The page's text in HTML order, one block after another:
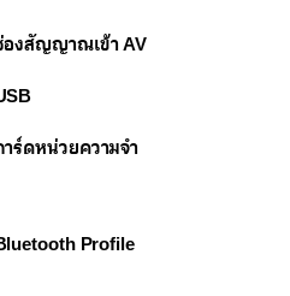
งสัญญาณเข้า AV
ร์ดหน่วยความจำ
Profile